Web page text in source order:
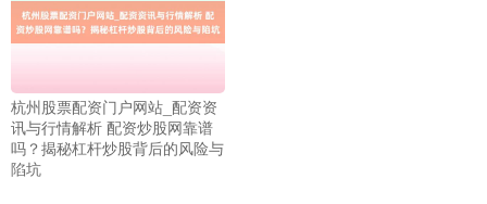
杭州股票配资门户网站_配资资
讯与行情解析 配资炒股网靠谱
吗？揭秘杠杆炒股背后的风险与
陷坑
上证综指 3940.04